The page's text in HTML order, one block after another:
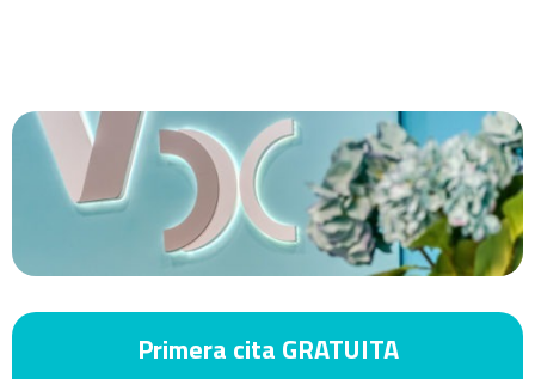
Primera cita GRATUITA